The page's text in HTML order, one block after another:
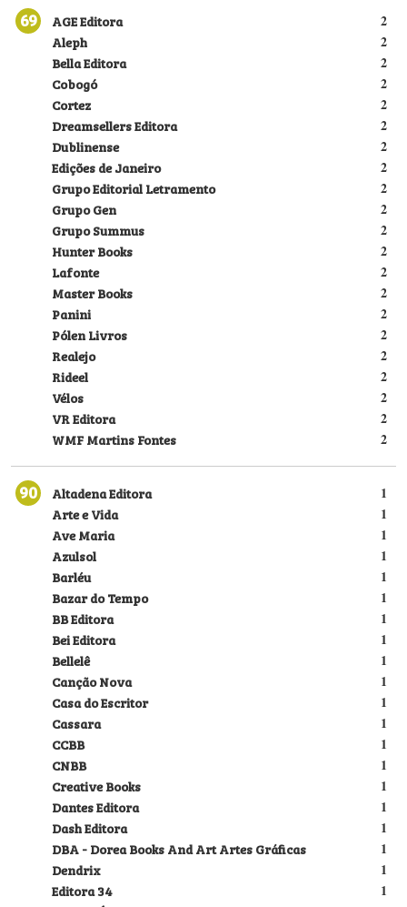
69 2
AGE Editora
2
Aleph
2
Bella Editora
2
Cobogó
2
Cortez
2
Dreamsellers Editora
2
Dublinense
2
Edições de Janeiro
2
Grupo Editorial Letramento
2
Grupo Gen
2
Grupo Summus
2
Hunter Books
2
Lafonte
2
Master Books
2
Panini
2
Pólen Livros
2
Realejo
2
Rideel
2
Vélos
2
VR Editora
2
WMF Martins Fontes
90 1
Altadena Editora
1
Arte e Vida
1
Ave Maria
1
Azulsol
1
Barléu
1
Bazar do Tempo
1
BB Editora
1
Bei Editora
1
Bellelê
1
Canção Nova
1
Casa do Escritor
1
Cassara
1
CCBB
1
CNBB
1
Creative Books
1
Dantes Editora
1
Dash Editora
1
DBA - Dorea Books And Art Artes Gráficas
1
Dendrix
1
Editora 34